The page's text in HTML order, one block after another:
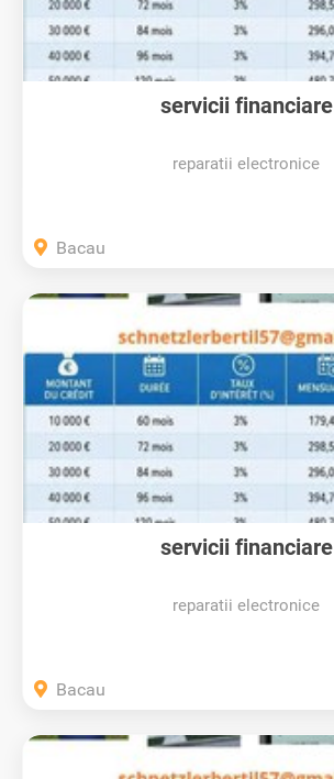
servicii financiare
reparatii electronice
Bacau
servicii financiare
reparatii electronice
Bacau